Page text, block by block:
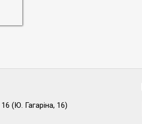
(Ю. Гагаріна, 16)